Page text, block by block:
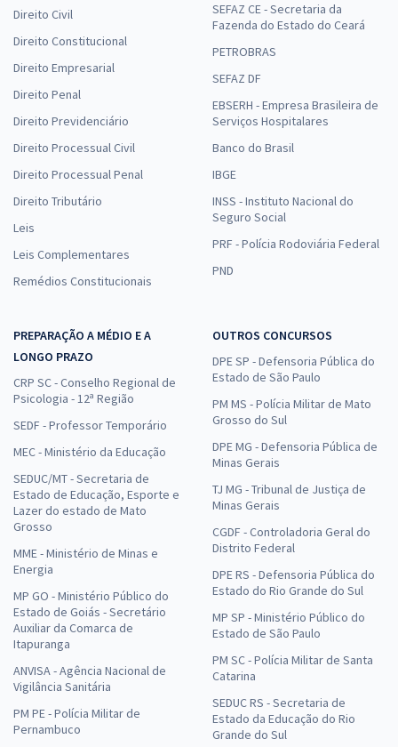
Direito Civil
Direito Constitucional
Direito Empresarial
Direito Penal
Direito Previdenciário
Direito Processual Civil
Direito Processual Penal
Direito Tributário
Leis
Leis Complementares
Remédios Constitucionais
SEFAZ CE - Secretaria da
Fazenda do Estado do Ceará
PETROBRAS
SEFAZ DF
EBSERH - Empresa Brasileira de
Serviços Hospitalares
Banco do Brasil
IBGE
INSS - Instituto Nacional do
Seguro Social
PRF - Polícia Rodoviária Federal
PND
PREPARAÇÃO A MÉDIO E A
LONGO PRAZO
CRP SC - Conselho Regional de
Psicologia - 12ª Região
SEDF - Professor Temporário
MEC - Ministério da Educação
SEDUC/MT - Secretaria de
Estado de Educação, Esporte e
Lazer do estado de Mato
Grosso
MME - Ministério de Minas e
Energia
MP GO - Ministério Público do
Estado de Goiás - Secretário
Auxiliar da Comarca de
Itapuranga
ANVISA - Agência Nacional de
Vigilância Sanitária
PM PE - Polícia Militar de
Pernambuco
OUTROS CONCURSOS
DPE SP - Defensoria Pública do
Estado de São Paulo
PM MS - Polícia Militar de Mato
Grosso do Sul
DPE MG - Defensoria Pública de
Minas Gerais
TJ MG - Tribunal de Justiça de
Minas Gerais
CGDF - Controladoria Geral do
Distrito Federal
DPE RS - Defensoria Pública do
Estado do Rio Grande do Sul
MP SP - Ministério Público do
Estado de São Paulo
PM SC - Polícia Militar de Santa
Catarina
SEDUC RS - Secretaria de
Estado da Educação do Rio
Grande do Sul